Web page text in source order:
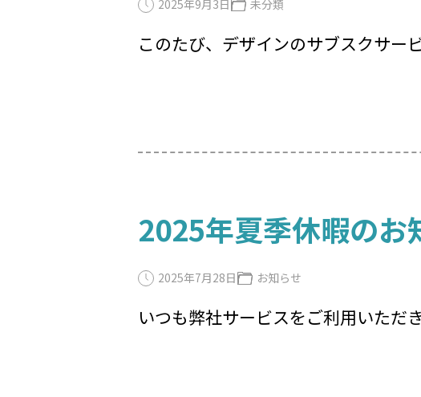
2025年9月3日 未分類
このたび、デザインのサブスクサー
2025年夏季休暇のお
2025年7月28日 お知らせ
いつも弊社サービスをご利用いただ